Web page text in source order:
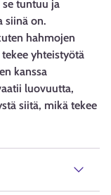
tuntuu ja
siinä on.
hahmojen
yhteistyötä
kanssa
luovuutta,
siitä, mikä tekee